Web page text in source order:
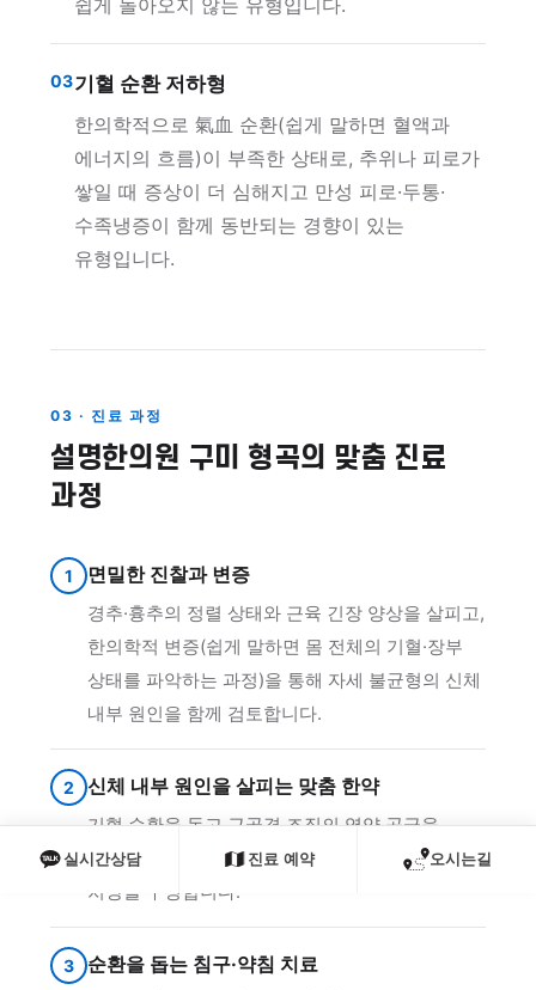
실시간상담 진료 예약 오시는길
쉽게 돌아오지 않는 유형입니다.
03기혈 순환 저하형
한의학적으로 氣血 순환(쉽게 말하면 혈액과
에너지의 흐름)이 부족한 상태로, 추위나 피로가
쌓일 때 증상이 더 심해지고 만성 피로·두통·
수족냉증이 함께 동반되는 경향이 있는
유형입니다.
03 · 진료 과정
설명한의원 구미 형곡의 맞춤 진료
과정
1 면밀한 진찰과 변증
경추·흉추의 정렬 상태와 근육 긴장 양상을 살피고,
한의학적 변증(쉽게 말하면 몸 전체의 기혈·장부
상태를 파악하는 과정)을 통해 자세 불균형의 신체
내부 원인을 함께 검토합니다.
2 신체 내부 원인을 살피는 맞춤 한약
기혈 순환을 돕고 근골격 조직의 영양 공급을
지원할 수 있도록, 개인의 체질과 증상 유형에 따라
처방을 구성합니다.
3 순환을 돕는 침구·약침 치료